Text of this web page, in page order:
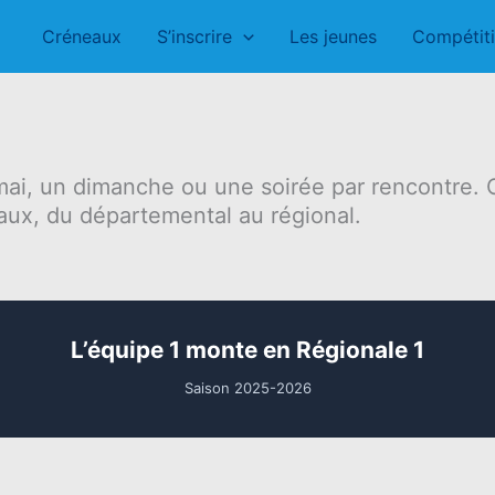
Créneaux S’inscrire Les jeunes
un dimanche ou une soirée par rencontre.
du départemental au régional.
L’équipe 1 monte en Régionale 1
Saison 2025-2026